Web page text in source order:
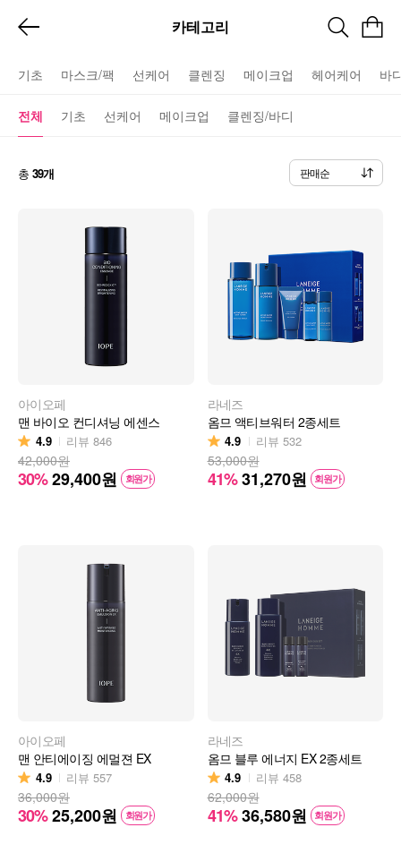
카테고리
기초 마스크/팩 선케어 클렌징 메이크업 헤어케어 바
전체 기초 선케어 메이크업 클렌징/바디
총 39개 판매순
아이오페
맨 바이오 컨디셔닝 에센스
4.9 리뷰 846
42,000원
30%29,400원 회원가
라네즈
옴므 액티브워터 2종세트
4.9 리뷰 532
53,000원
41%31,270원 회원가
아이오페
맨 안티에이징 에멀젼 EX
4.9 리뷰 557
36,000원
30%25,200원 회원가
라네즈
옴므 블루 에너지 EX 2종세트
4.9 리뷰 458
62,000원
41%36,580원 회원가